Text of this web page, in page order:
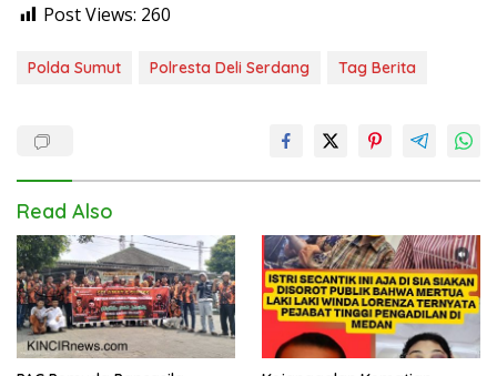
Post Views: 260
Polda Sumut Polresta Deli Serdang Tag Berita
Read Also